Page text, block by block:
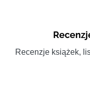
Recenzje książek,